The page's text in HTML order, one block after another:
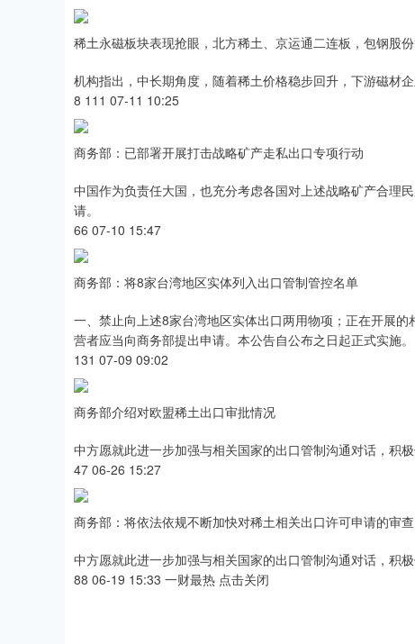
稀土永磁板块表现抢眼，北方稀土、京运通二连板，包钢股
机构指出，中长期角度，随着稀土价格稳步回升，下游磁材企
8 111 07-11 10:25
商务部：已部署开展打击战略矿产走私出口专项行动
中国作为负责任大国，也充分考虑各国对上述战略矿产合理
请。
66 07-10 15:47
商务部：将8家台湾地区实体列入出口管制管控名单
一、禁止向上述8家台湾地区实体出口两用物项；正在开展
营者应当向商务部提出申请。本公告自公布之日起正式实施。
131 07-09 09:02
商务部介绍对欧盟稀土出口审批情况
中方愿就此进一步加强与相关国家的出口管制沟通对话，积极
47 06-26 15:27
商务部：将依法依规不断加快对稀土相关出口许可申请的审查
中方愿就此进一步加强与相关国家的出口管制沟通对话，积极
88 06-19 15:33 一财最热 点击关闭